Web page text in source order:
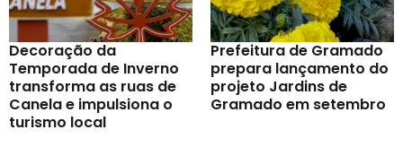
Decoração da
Temporada de Inverno
transforma as ruas de
Canela e impulsiona o
turismo local
Prefeitura de Gramado
prepara lançamento do
projeto Jardins de
Gramado em setembro